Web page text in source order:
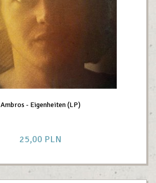
Ambros - Eigenheiten (LP)
25,00 PLN